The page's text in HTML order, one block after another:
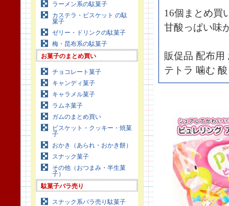
ラーメン系の駄菓子
カステラ・ビスケット の駄
菓子
ゼリー・ドリンクの駄菓子
梅・昆布系の駄菓子
お菓子のまとめ買い
チョコレート菓子
キャンディ菓子
キャラメル菓子
ラムネ菓子
ガムのまとめ買い
ビスケット・クッキー・焼菓
子
おかき（あられ・おかき餅）
スナック菓子
その他（おつまみ・半生菓
子）
駄菓子バラ売り
スナック系バラ売り駄菓子
16個まとめ買
甘酸っぱい味
販促品 配布用
テトラ 噛む